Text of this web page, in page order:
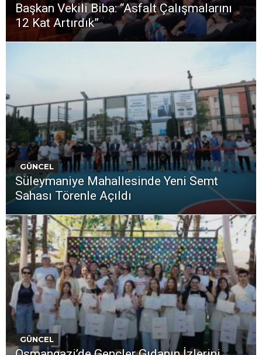
Başkan Vekili Biba: “Asfalt Çalışmalarını
12 Kat Artırdık”
GÜNCEL
Süleymaniye Mahallesinde Yeni Semt
Sahası Törenle Açıldı
GÜNCEL